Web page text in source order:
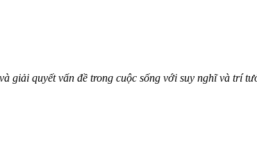
quyết vấn đề trong cuộc sống với suy nghĩ và trí